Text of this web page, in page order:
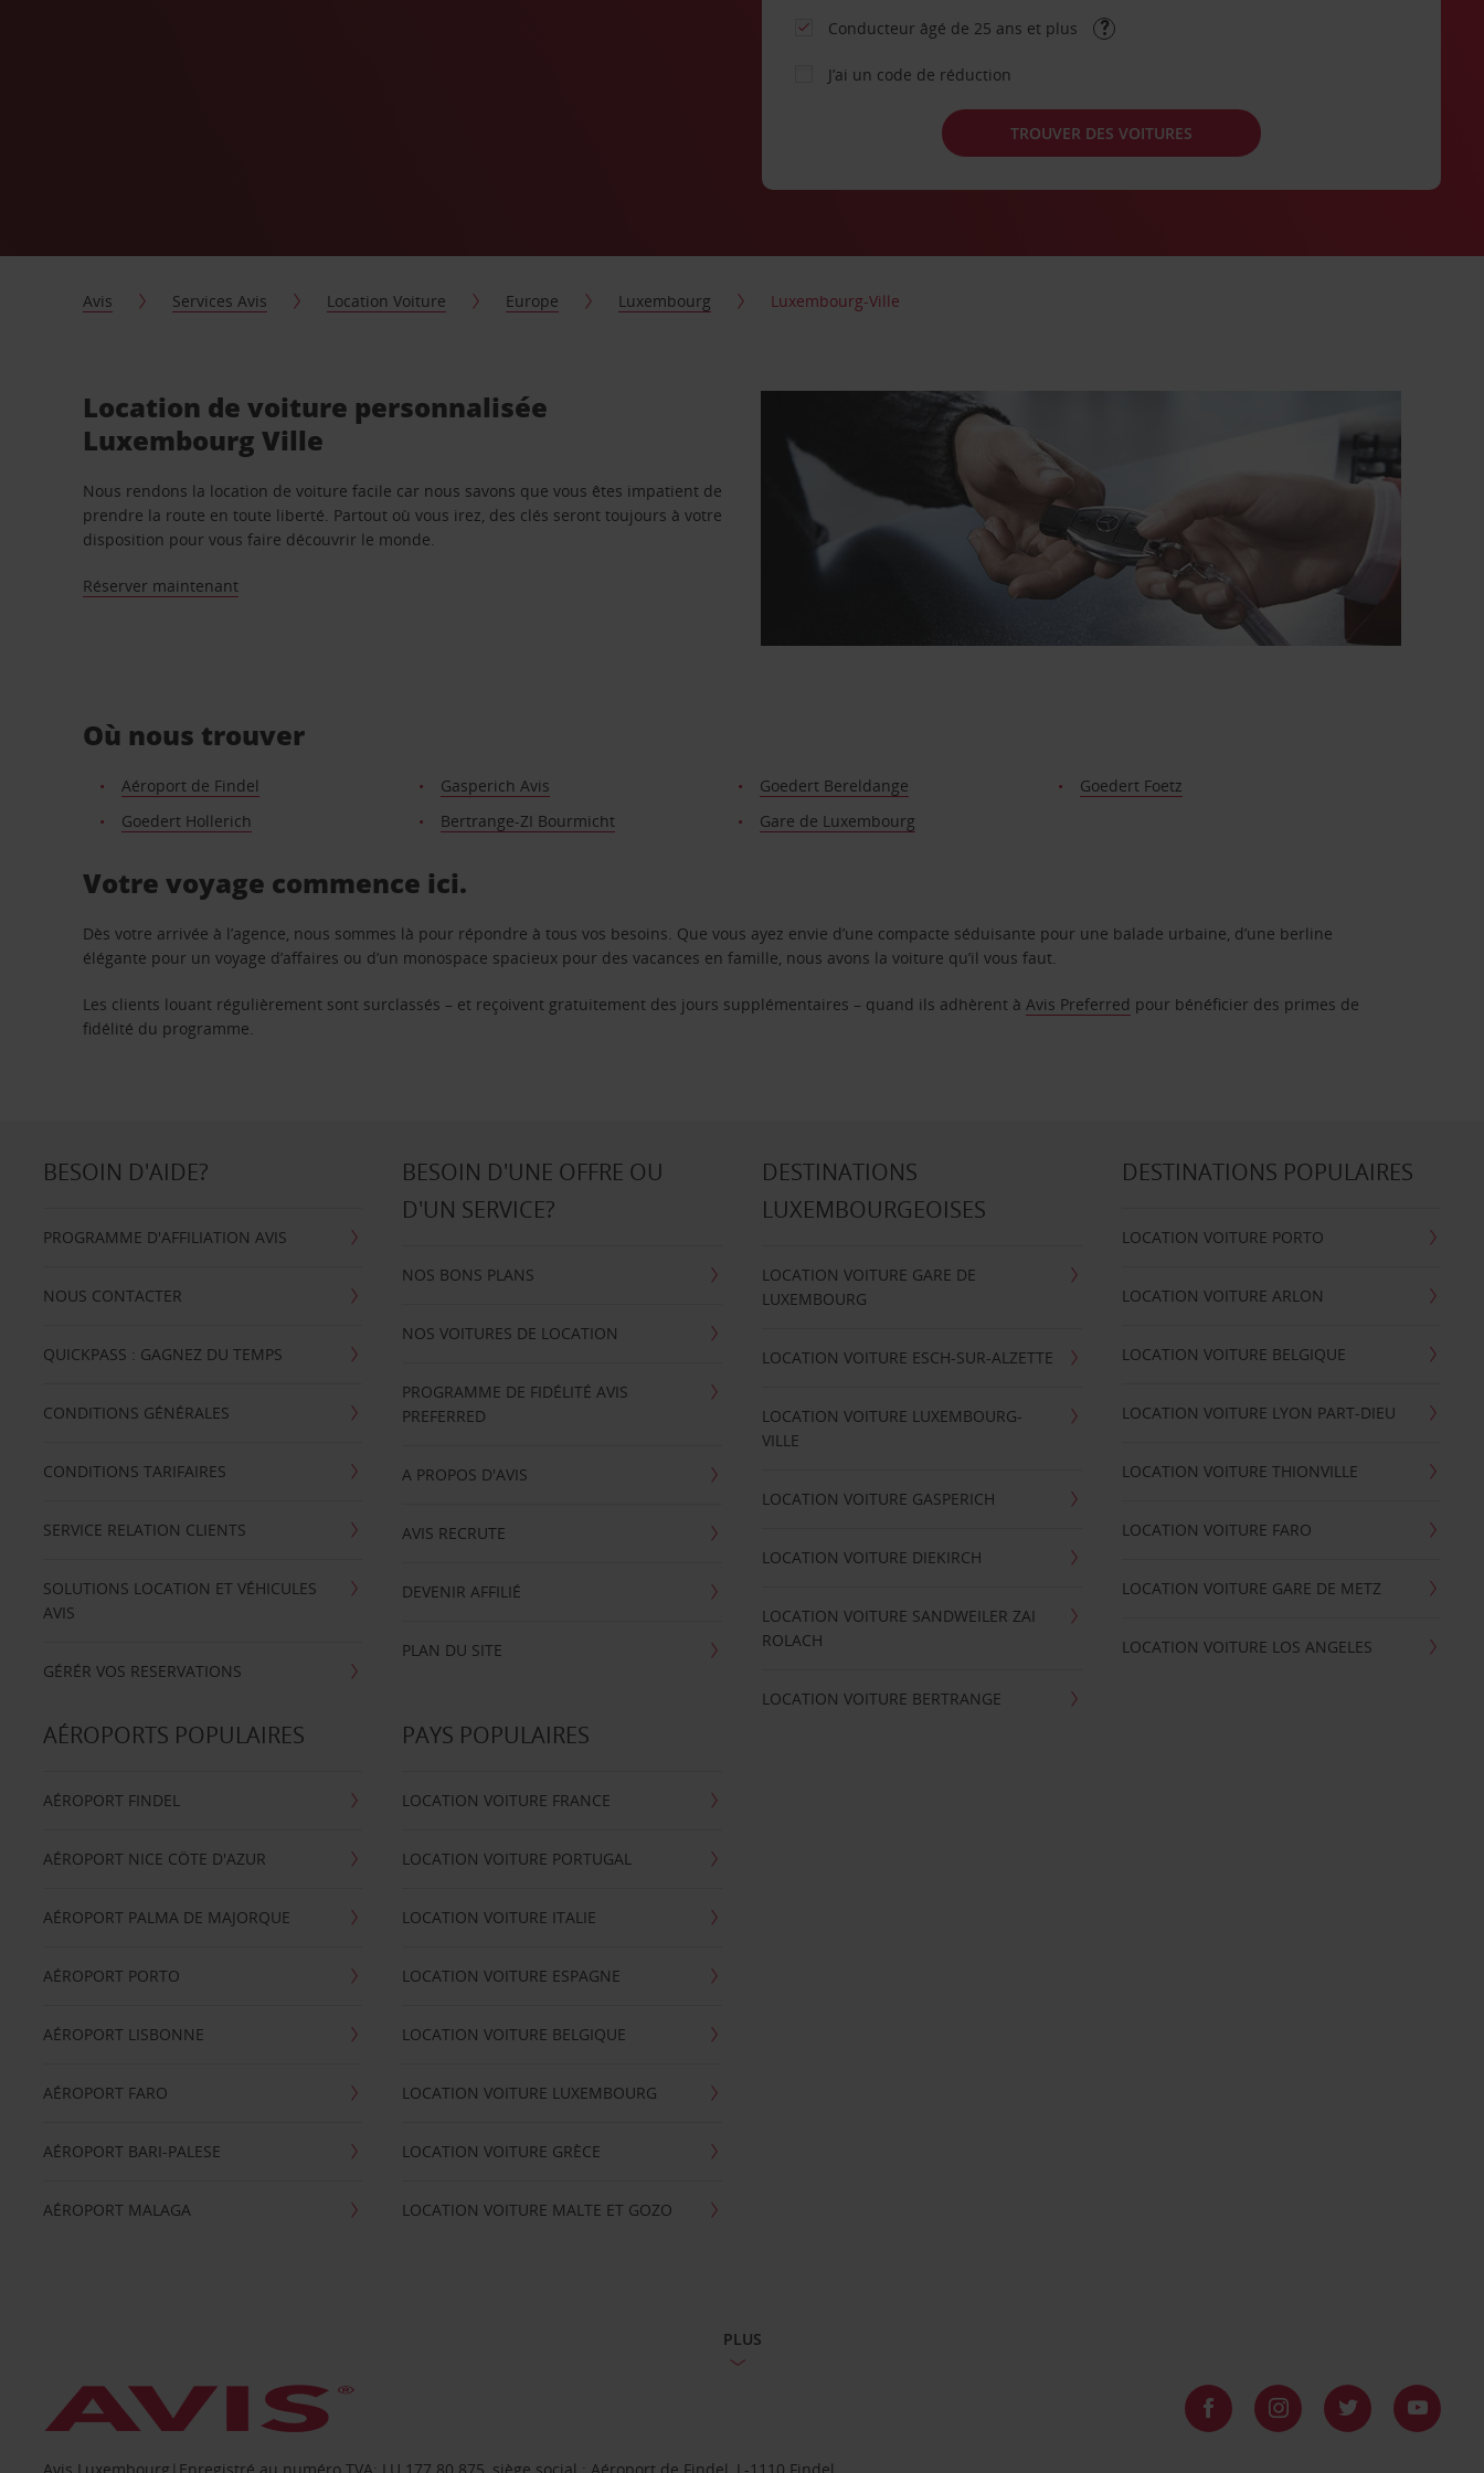
Conducteur âgé de 25 ans et plus
J’ai un code de réduction
TROUVER DES VOITURES
Avis Services Avis Location Voiture Europe Luxembourg Luxembourg-Ville
Location de voiture personnalisée
Luxembourg Ville
Nous rendons la location de voiture facile car nous savons que vous êtes impatient de
prendre la route en toute liberté. Partout où vous irez, des clés seront toujours à votre
disposition pour vous faire découvrir le monde.
Réserver maintenant
Où nous trouver
Aéroport de Findel Gasperich Avis Goedert Bereldange
Goedert Foetz
Goedert Hollerich
Bertrange-ZI Bourmicht Gare de Luxembourg
Votre voyage commence ici.
Dès votre arrivée à l’agence, nous sommes là pour répondre à tous vos besoins. Que vous ayez envie d’une compacte séduisante pour une balade urbaine, d’une berline
élégante pour un voyage d’affaires ou d’un monospace spacieux pour des vacances en famille, nous avons la voiture qu’il vous faut.
Les clients louant régulièrement sont surclassés – et reçoivent gratuitement des jours supplémentaires – quand ils adhèrent àAvis Preferred pour bénéficier des primes de
fidélité du programme.
BESOIN D'AIDE?
PROGRAMME D'AFFILIATION AVIS
NOUS CONTACTER
QUICKPASS : GAGNEZ DU TEMPS
CONDITIONS GÉNÉRALES
CONDITIONS TARIFAIRES
SERVICE RELATION CLIENTS
SOLUTIONS LOCATION ET VÉHICULES
AVIS
GÉRÉR VOS RESERVATIONS
BESOIN D'UNE OFFRE OU
D'UN SERVICE?
NOS BONS PLANS
NOS VOITURES DE LOCATION
PROGRAMME DE FIDÉLITÉ AVIS
PREFERRED
A PROPOS D'AVIS
AVIS RECRUTE
DEVENIR AFFILIÉ
PLAN DU SITE
DESTINATIONS
LUXEMBOURGEOISES
LOCATION VOITURE GARE DE
LUXEMBOURG
LOCATION VOITURE ESCH-SUR-ALZETTE
LOCATION VOITURE LUXEMBOURG-
VILLE
LOCATION VOITURE GASPERICH
LOCATION VOITURE DIEKIRCH
LOCATION VOITURE SANDWEILER ZAI
ROLACH
LOCATION VOITURE BERTRANGE
DESTINATIONS POPULAIRES
LOCATION VOITURE PORTO
LOCATION VOITURE ARLON
LOCATION VOITURE BELGIQUE
LOCATION VOITURE LYON PART-DIEU
LOCATION VOITURE THIONVILLE
LOCATION VOITURE FARO
LOCATION VOITURE GARE DE METZ
LOCATION VOITURE LOS ANGELES
AÉROPORTS POPULAIRES
AÉROPORT FINDEL
AÉROPORT NICE CÖTE D'AZUR
AÉROPORT PALMA DE MAJORQUE
AÉROPORT PORTO
AÉROPORT LISBONNE
AÉROPORT FARO
AÉROPORT BARI-PALESE
AÉROPORT MALAGA
PAYS POPULAIRES
LOCATION VOITURE FRANCE
LOCATION VOITURE PORTUGAL
LOCATION VOITURE ITALIE
LOCATION VOITURE ESPAGNE
LOCATION VOITURE BELGIQUE
LOCATION VOITURE LUXEMBOURG
LOCATION VOITURE GRÈCE
LOCATION VOITURE MALTE ET GOZO
PLUS